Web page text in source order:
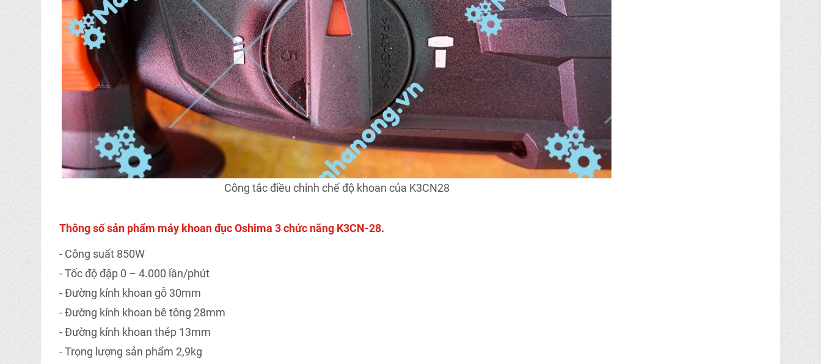
Công tắc điều chỉnh chế độ khoan của K3CN28
Thông số sản phẩm máy khoan đục Oshima 3 chức năng K3CN-28.
- Công suất 850W
- Tốc độ đập 0 – 4.000 lần/phút
- Đường kính khoan gỗ 30mm
- Đường kính khoan bê tông 28mm
- Đường kính khoan thép 13mm
- Trọng lượng sản phẩm 2,9kg